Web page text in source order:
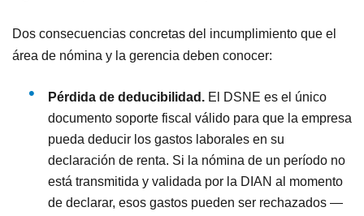
Dos consecuencias concretas del incumplimiento que el
área de nómina y la gerencia deben conocer:
Pérdida de deducibilidad. El DSNE es el único
documento soporte fiscal válido para que la empresa
pueda deducir los gastos laborales en su
declaración de renta. Si la nómina de un período no
está transmitida y validada por la DIAN al momento
de declarar, esos gastos pueden ser rechazados —